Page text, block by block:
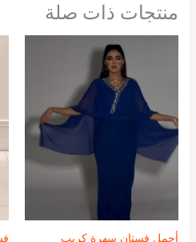
منتجات ذات صلة
أجمل فستان سهرة كريب